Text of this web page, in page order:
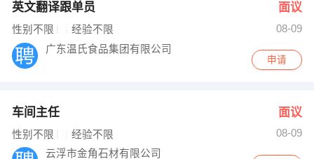
英文翻译跟单员 面议
性别不限 经验不限
08-09
广东温氏食品集团有限公司
申请
车间主任 面议
性别不限 经验不限
08-09
云浮市金角石材有限公司